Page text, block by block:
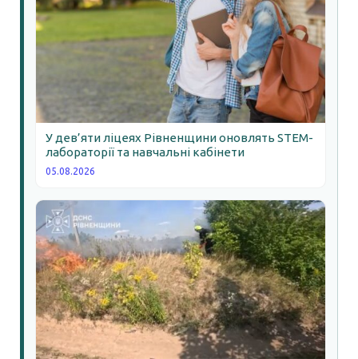
У дев’яти ліцеях Рівненщини оновлять STEM-
лабораторії та навчальні кабінети
05.08.2026